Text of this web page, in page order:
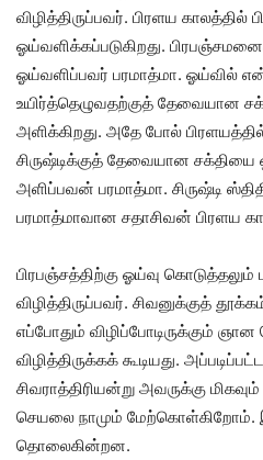
விழித்திருப்பவர். பிரளய காலத்தில்
ஓய்வளிக்கப்படுகிறது.
ஓய்வளிப்பவர் பரமாத்மா. ஓய்வில்
உயிர்த்தெழுவதற்குத் தேவையான
அளிக்கிறது. அதே போல்
சிருஷ்டிக்குத் தேவையான சக்தியை
அளிப்பவன் பரமாத்மா. சிருஷ்டி
பரமாத்மாவான சதாசிவன் பிரளய
பிரபஞ்சத்திற்கு ஓய்வு
விழித்திருப்பவர். சிவனுக்குத்
எப்போதும் விழிப்போடிருக்கும்
விழித்திருக்கக் கூடியது.
சிவராத்திரியன்று அவருக்கு மிகவும்
செயலை நாமும்
தொலைகின்றன.